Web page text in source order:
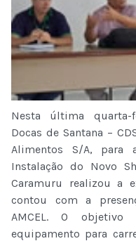
Nesta última quarta-
Docas de Santana –
Alimentos S/A, para
Instalação do Novo
Caramuru realizou a
contou com a
AMCEL. O
equipamento para